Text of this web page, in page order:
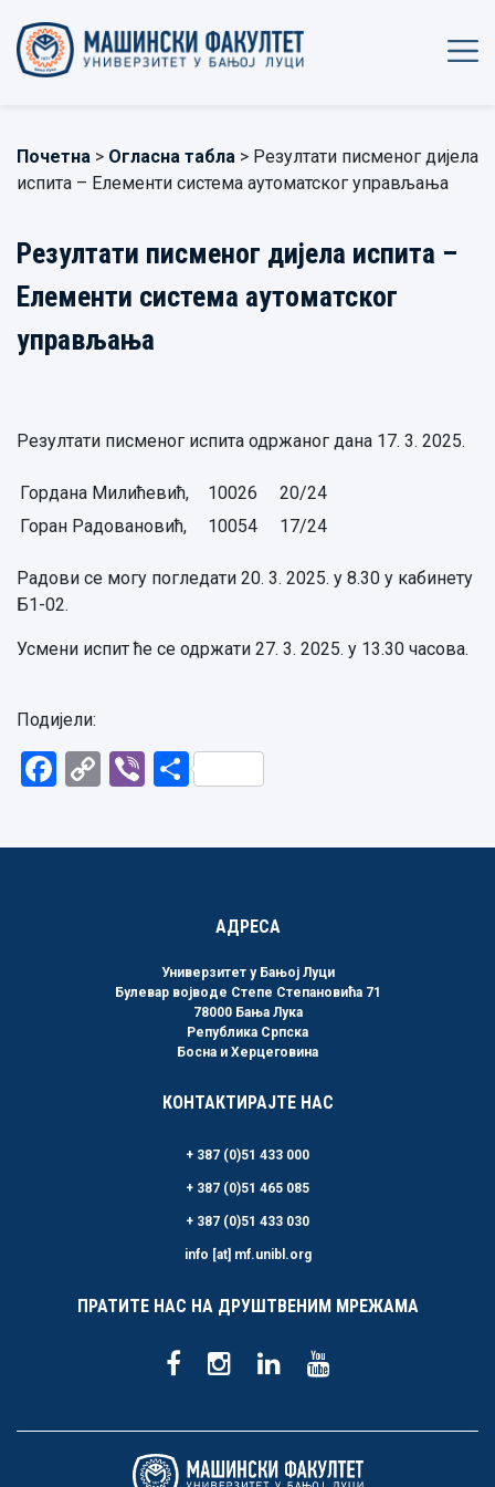
Почетна > Огласна табла > Резултати писменог дијела
испита – Елементи система аутоматског управљања
Резултати писменог дијела испита –
Елементи система аутоматског
управљања
Резултати писменог испита одржаног дана 17. 3. 2025.
Гордана Милићевић, 10026
20/24
Горан Радовановић,
10054 17/24
Радови се могу погледати 20. 3. 2025. у 8.30 у кабинету
Б1-02.
Усмени испит ће се одржати 27. 3. 2025. у 13.30 часова.
Подијели:
Facebook
CopyViberShare
АДРЕСА
Универзитет у Бањој Луци
Булевар војводе Степе Степановића 71
78000 Бања Лука
Република Српска
Босна и Херцеговина
КОНТАКТИРАЈТЕ НАС
+ 387 (0)51 433 000
+ 387 (0)51 465 085
+ 387 (0)51 433 030
info [at] mf.unibl.org
ПРАТИТЕ НАС НА ДРУШТВЕНИМ МРЕЖАМА